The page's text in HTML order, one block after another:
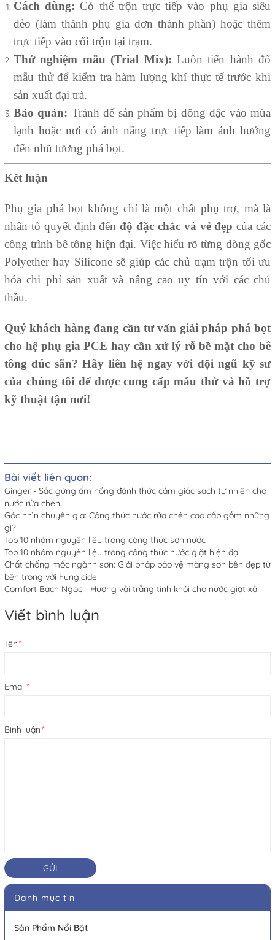
Cách dùng: Có thể trộn trực tiếp vào phụ gia siêu
dẻo (làm thành phụ gia đơn thành phần) hoặc thêm
trực tiếp vào cối trộn tại trạm.
Thử nghiệm mẫu (Trial Mix): Luôn tiến hành đổ
mẫu thử để kiểm tra hàm lượng khí thực tế trước khi
sản xuất đại trà.
Bảo quản: Tránh để sản phẩm bị đông đặc vào mùa
lạnh hoặc nơi có ánh nắng trực tiếp làm ảnh hưởng
đến nhũ tương phá bọt.
Kết luận
Phụ gia phá bọt không chỉ là một chất phụ trợ, mà là
nhân tố quyết định đếnđộ đặc chắc và vẻ đẹp của các
công trình bê tông hiện đại. Việc hiểu rõ từng dòng gốc
Polyether hay Silicone sẽ giúp các chủ trạm trộn tối ưu
hóa chi phí sản xuất và nâng cao uy tín với các chủ
thầu.
Quý khách hàng đang cần tư vấn giải pháp phá bọt
cho hệ phụ gia PCE hay cần xử lý rỗ bề mặt cho bê
tông đúc sẵn? Hãy liên hệ ngay với đội ngũ kỹ sư
của chúng tôi để được cung cấp mẫu thử và hỗ trợ
kỹ thuật tận nơi!
Bài viết liên quan:
Ginger - Sắc gừng ấm nồng đánh thức cảm giác sạch tự nhiên cho
nước rửa chén
Góc nhìn chuyên gia: Công thức nước rửa chén cao cấp gồm những
gì?
Top 10 nhóm nguyên liệu trong công thức sơn nước
Top 10 nhóm nguyên liệu trong công thức nước giặt hiện đại
Chất chống mốc ngành sơn: Giải pháp bảo vệ màng sơn bền đẹp từ
bên trong với Fungicide
Comfort Bạch Ngọc - Hương vải trắng tinh khôi cho nước giặt xả
Viết bình luận
Tên*
Email*
Bình luận*
GỬI
Danh mục tin
Sản Phẩm Nổi Bật